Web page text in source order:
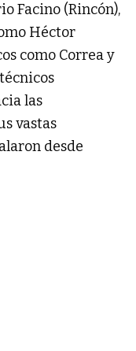
Facino (Rincón),
Héctor
como Correa y
las
vastas
desde